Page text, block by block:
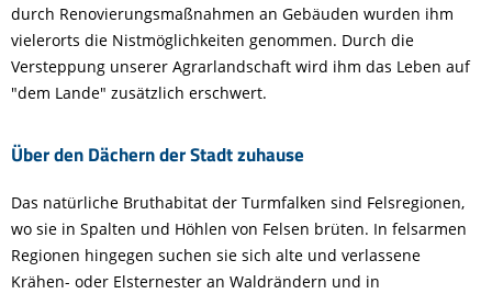
durch Renovierungsmaßnahmen an Gebäuden wurden ihm
vielerorts die Nistmöglichkeiten genommen. Durch die
Versteppung unserer Agrarlandschaft wird ihm das Leben auf
"dem Lande" zusätzlich erschwert.
Über den Dächern der Stadt zuhause
Das natürliche Bruthabitat der Turmfalken sind Felsregionen,
wo sie in Spalten und Höhlen von Felsen brüten. In felsarmen
Regionen hingegen suchen sie sich alte und verlassene
Krähen- oder Elsternester an Waldrändern und in